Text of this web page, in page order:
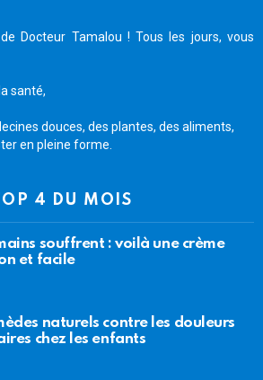
Docteur Tamalou ! Tous les jours, vous
santé,
douces, des plantes, des aliments,
en pleine forme.
4 DU MOIS
souffrent : voilà une crème
et facile
naturels contre les douleurs
chez les enfants